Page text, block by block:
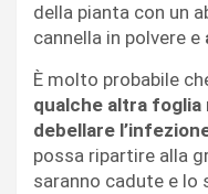
della pianta con un
cannella in polvere e
È molto probabile
qualche altra foglia
debellare
possa ripartire alla
saranno cadute e